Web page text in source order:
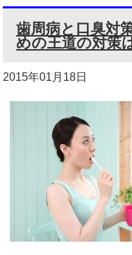
歯周病と口臭対
めの王道の対策
2015年01月18日